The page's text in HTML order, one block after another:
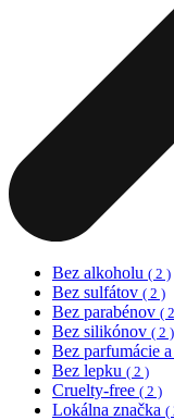
Bez alkoholu ( 2 )
Bez sulfátov ( 2 )
Bez parabénov (
Bez silikónov ( 2 )
Bez parfumácie
Bez lepku ( 2 )
Cruelty-free ( 2 )
Lokálna značka (